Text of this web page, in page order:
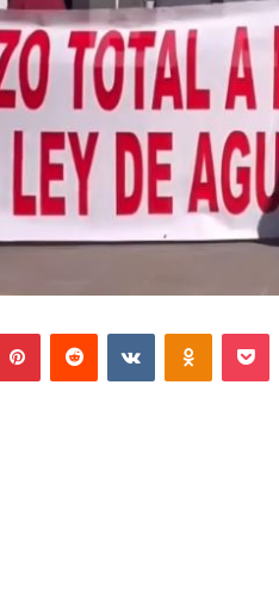
PinterestReddit VKontakte